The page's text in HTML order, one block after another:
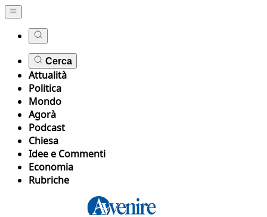
Cerca
Attualità
Politica
Mondo
Agorà
Podcast
Chiesa
Idee e Commenti
Economia
Rubriche